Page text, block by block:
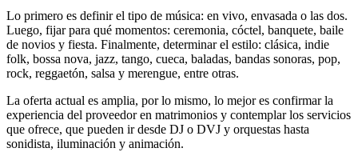
Lo primero es definir el tipo de música: en vivo, envasada o las dos.
Luego, fijar para qué momentos: ceremonia, cóctel, banquete, baile
de novios y fiesta. Finalmente, determinar el estilo: clásica, indie
folk, bossa nova, jazz, tango, cueca, baladas, bandas sonoras, pop,
rock, reggaetón, salsa y merengue, entre otras.
La oferta actual es amplia, por lo mismo, lo mejor es confirmar la
experiencia del proveedor en matrimonios y contemplar los servicios
que ofrece, que pueden ir desde DJ o DVJ y orquestas hasta
sonidista, iluminación y animación.